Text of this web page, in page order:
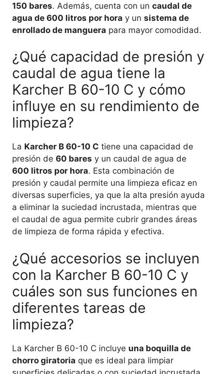
150 bares. Además, cuenta con un caudal de
agua de 600 litros por hora y un sistema de
enrollado de manguera para mayor comodidad.
¿Qué capacidad de presión y
caudal de agua tiene la
Karcher B 60-10 C y cómo
influye en su rendimiento de
limpieza?
La Karcher B 60-10 C tiene una capacidad de
presión de 60 bares y un caudal de agua de
600 litros por hora. Esta combinación de
presión y caudal permite una limpieza eficaz en
diversas superficies, ya que la alta presión ayuda
a eliminar la suciedad incrustada, mientras que
el caudal de agua permite cubrir grandes áreas
de limpieza de forma rápida y efectiva.
¿Qué accesorios se incluyen
con la Karcher B 60-10 C y
cuáles son sus funciones en
diferentes tareas de
limpieza?
La Karcher B 60-10 C incluye una boquilla de
chorro giratoria que es ideal para limpiar